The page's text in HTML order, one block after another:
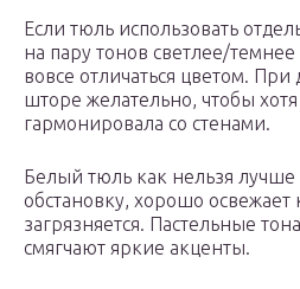
Если тюль использовать
на пару тонов светлее/
вовсе отличаться цветом.
шторе желательно, чтобы
гармонировала со стенами.
Белый тюль как нельзя лучше
обстановку, хорошо освежает
загрязняется. Пастельные
смягчают яркие акценты.